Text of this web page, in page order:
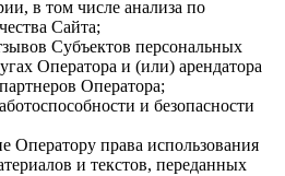
в том числе анализа по
Сайта;
Субъектов персональных
Оператора и (или) арендатора
Оператора;
и безопасности
Оператору права использования
и текстов, переданных